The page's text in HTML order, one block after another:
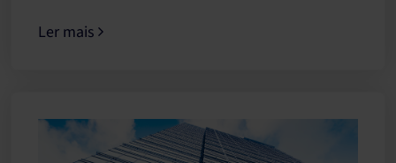
Ler mais